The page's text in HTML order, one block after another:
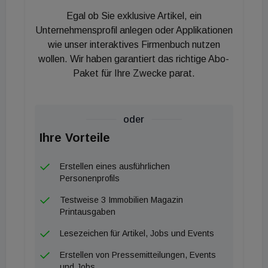
erläutert Heiko Fischer, Geschäftsführer der BNP
Paribas Real Estate und Hamburger
Niederlassungsleiter. Wie so oft wird das Feld der
Branchen von der Sammelkategorie sonstige
Dienstleistungen mit überdurchschnittlichen 25,4
mit 79.000 m² Flächenumsatz ein Rekord-Resultat
eingefahren haben. Mit 40.000 m² fällt hier der
Abschluss der Dataport AöR besonders ins
Gewicht, der auch der bisher größte Abschluss des
Jahres im Marktgebiet Hamburg ist. Der Handel
registriert mit 11,5 Prozent Marktanteil bzw. rund
getragen u.a. von vier Abschlüssen mit jeweils rund
Egal ob Sie exklusive Artikel, ein
Unternehmensprofil anlegen oder Applikationen
wie unser interaktives Firmenbuch nutzen
wollen. Wir haben garantiert das richtige Abo-
Paket für Ihre Zwecke parat.
oder
Ihre Vorteile
Erstellen eines ausführlichen
Personenprofils
Testweise 3 Immobilien Magazin
Printausgaben
Lesezeichen für Artikel, Jobs und Events
Erstellen von Pressemitteilungen, Events